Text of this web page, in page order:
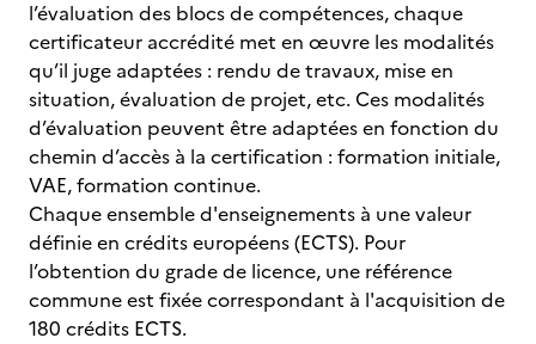
l’évaluation des blocs de compétences, chaque
certificateur accrédité met en œuvre les modalités
qu’il juge adaptées : rendu de travaux, mise en
situation, évaluation de projet, etc. Ces modalités
d’évaluation peuvent être adaptées en fonction du
chemin d’accès à la certification : formation initiale,
VAE, formation continue.
Chaque ensemble d'enseignements à une valeur
définie en crédits européens (ECTS). Pour
l’obtention du grade de licence, une référence
commune est fixée correspondant à l'acquisition de
180 crédits ECTS.